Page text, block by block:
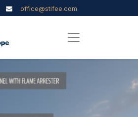
office@stifee.com